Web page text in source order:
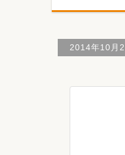
2014年10月